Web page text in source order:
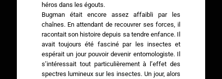
héros dans les égouts.
Bugman était encore assez affaibli par les
chaînes. En attendant de recouvrer ses forces, il
racontait son histoire depuis sa tendre enfance. Il
avait toujours été fasciné par les insectes et
espérait un jour pouvoir devenir entomologiste. Il
s’intéressait tout particulièrement à l’effet des
spectres lumineux sur les insectes. Un jour, alors